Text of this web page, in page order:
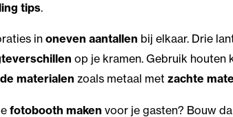
tips.
inoneven aantallen bij elkaar. Drie
op je kramen. Gebruik houten
materialen zoals metaal metzachte
fotobooth maken voor je gasten? Bouw